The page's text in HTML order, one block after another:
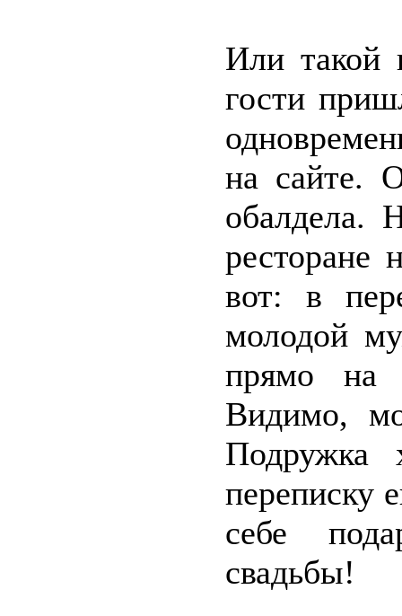
Или такой
гости
на сайте.
обалдела.
ресторане
вот: в
молодой
прямо на
Видимо,
Подружка
переписку
себе
свадьбы!